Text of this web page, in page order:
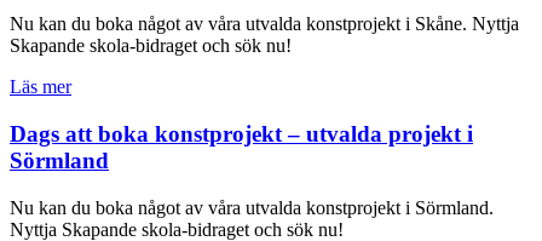
Nu kan du boka något av våra utvalda konstprojekt i Skåne. Nyttja
Skapande skola-bidraget och sök nu!
Läs mer
Dags att boka konstprojekt – utvalda projekt i
Sörmland
Nu kan du boka något av våra utvalda konstprojekt i Sörmland.
Nyttja Skapande skola-bidraget och sök nu!